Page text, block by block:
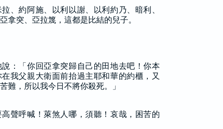
、約阿施、以利以謝、以利約乃、暗利、
拿突、亞拉篾，這都是比結的兒子。
：「你回亞拿突歸自己的田地去吧！你本
我父親大衛面前抬過主耶和華的約櫃，又
難，所以我今日不將你殺死。」
聲呼喊！萊煞人哪，須聽！哀哉，困苦的